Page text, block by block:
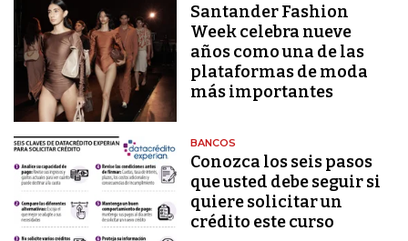
Santander Fashion
Week celebra nueve
años como una de las
plataformas de moda
más importantes
BANCOS
Conozca los seis pasos
que usted debe seguir si
quiere solicitar un
crédito este curso